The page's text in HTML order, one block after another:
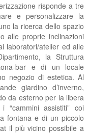
risponde a tre
e personalizzare la
la ricerca dello spazio
alle proprie inclinazioni
laboratori/atelier ed alle
la Struttura
bar e di un locale
negozio di estetica. Al
giardino d’inverno,
da esterno per la libera
assistiti” coi
fontana e di un piccolo
il più vicino possibile a